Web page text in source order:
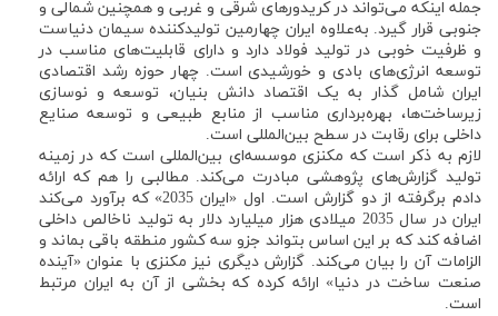
جمله اینکه می‌تواند در کریدورهای شرقی و غربی و همچنین شمالی و
جنوبی قرار گیرد. به‌علاوه ایران چهارمین تولیدکننده سیمان دنیاست
و ظرفیت خوبی در تولید فولاد دارد و دارای قابلیت‌های مناسب در
توسعه انرژی‌های بادی و خورشیدی است. چهار حوزه رشد اقتصادی
ایران شامل گذار به یک اقتصاد دانش بنیان، توسعه و نوسازی
زیرساخت‌ها، بهره‌برداری مناسب از منابع طبیعی و توسعه صنایع
داخلی برای رقابت در سطح بین‌المللی است.
لازم به ذکر است که مکنزی موسسه‌ای بین‌المللی است که در زمینه
تولید گزارش‌های پژوهشی مبادرت می‌کند. مطالبی را هم که ارائه
دادم برگرفته از دو گزارش است. اول «ایران 2035» که برآورد می‌کند
ایران در سال 2035 میلادی هزار میلیارد دلار به تولید ناخالص داخلی
اضافه کند که بر این اساس بتواند جزو سه کشور منطقه باقی بماند و
الزامات آن را بیان می‌کند. گزارش دیگری نیز مکنزی با عنوان «آینده
صنعت ساخت در دنیا» ارائه کرده که بخشی از آن به ایران مرتبط
است.